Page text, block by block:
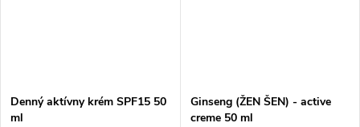
Denný aktívny krém SPF15 50
ml
Ginseng (ŽEN ŠEN) - active
creme 50 ml